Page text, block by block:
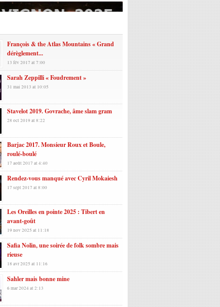
François & the Atlas Mountains « Grand
dérèglement...
13 fév 2017 at 7:00
Sarah Zeppilli « Foudrement »
31 mai 2013 at 10:05
Stavelot 2019. Govrache, âme slam gram
28 oct 2019 at 8:22
Barjac 2017. Monsieur Roux et Boule,
roulé-boulé
17 août 2017 at 4:40
Rendez-vous manqué avec Cyril Mokaiesh
17 sept 2017 at 8:00
Les Oreilles en pointe 2025 : Tibert en
avant-goût
19 nov 2025 at 11:18
Safia Nolin, une soirée de folk sombre mais
rieuse
18 avr 2025 at 11:16
Sahler mais bonne mine
6 mar 2024 at 2:13